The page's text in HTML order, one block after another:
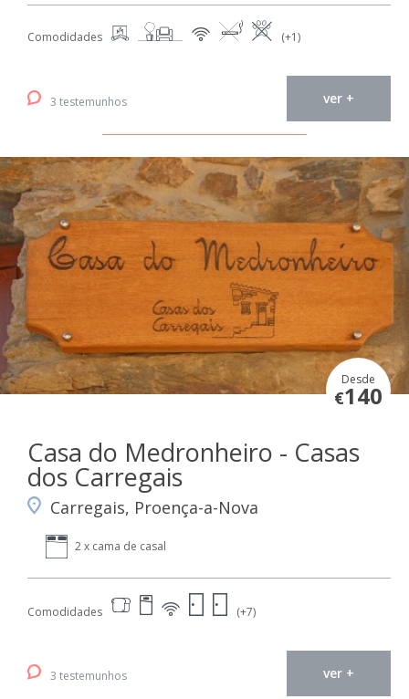
Comodidades (+1)
3 testemunhos ver +
Desde
€140
Casa do Medronheiro - Casas
dos Carregais
Carregais, Proença-a-Nova
2 x cama de casal
Comodidades (+7)
3 testemunhos ver +